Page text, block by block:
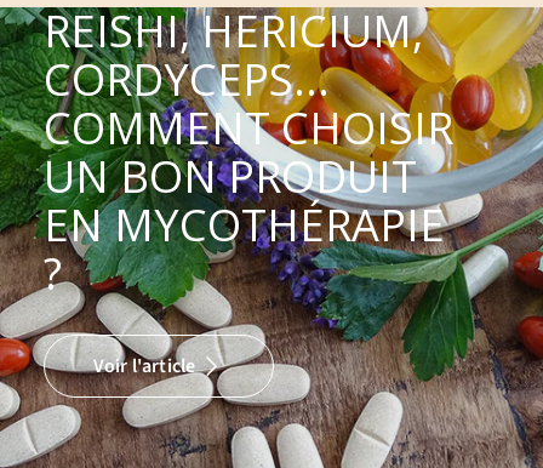
REISHI, HERICIUM,
CORDYCEPS...
COMMENT CHOISIR
UN BON PRODUIT
EN MYCOTHÉRAPIE
?
Voir l'article